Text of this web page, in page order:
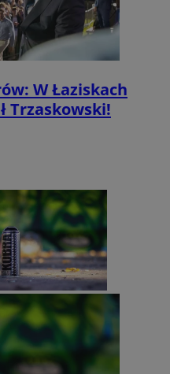
W Łaziskach
Trzaskowski!